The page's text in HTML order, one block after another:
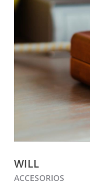
WILL
ACCESORIOS